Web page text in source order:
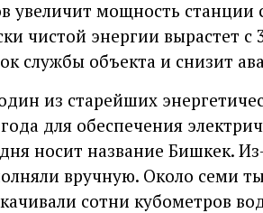
увеличит мощность станции
чистой энергии вырастет
службы объекта и снизит
из старейших
для обеспечения
носит название Бишкек.
вручную. Около семи
сотни кубометров